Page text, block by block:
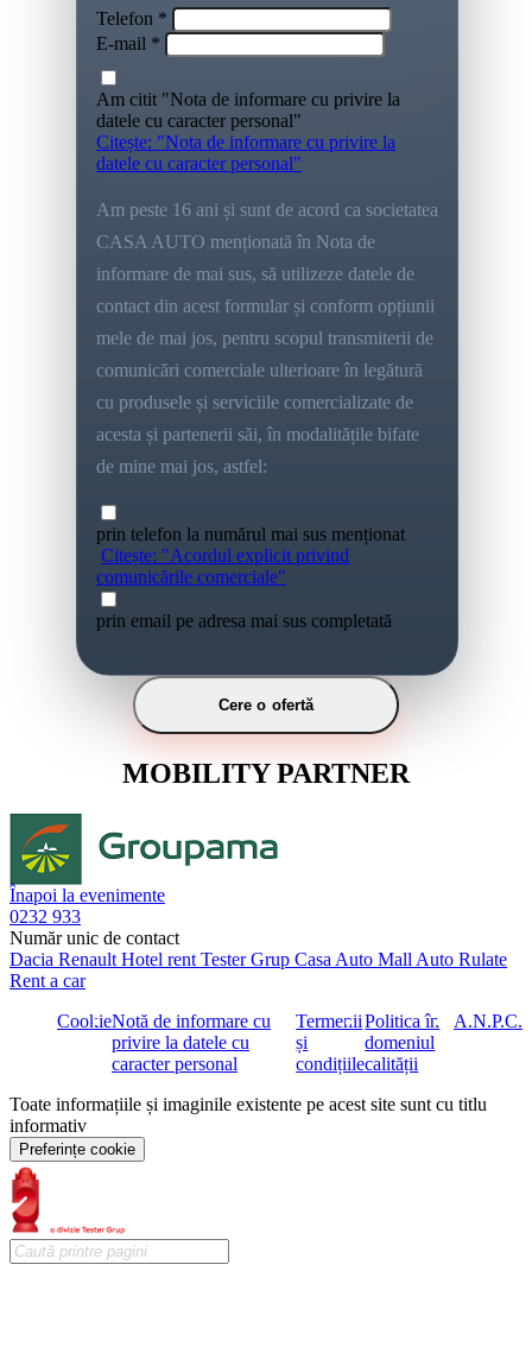
Telefon *
E-mail *
Am citit "Nota de informare cu privire la
datele cu caracter personal"
Citește: "Nota de informare cu privire la
datele cu caracter personal"
Am peste 16 ani și sunt de acord ca societatea
CASA AUTO menționată în Nota de
informare de mai sus, să utilizeze datele de
contact din acest formular și conform opțiunii
mele de mai jos, pentru scopul transmiterii de
comunicări comerciale ulterioare în legătură
cu produsele și serviciile comercializate de
acesta și partenerii săi, în modalitățile bifate
de mine mai jos, astfel:
prin telefon la numărul mai sus menționat
Citește: "Acordul explicit privind
comunicările comerciale"
prin email pe adresa mai sus completată
Cere o ofertă
MOBILITY PARTNER
Înapoi la evenimente
0232 933
Număr unic de contact
Dacia Renault Hotel rent Tester Grup Casa Auto Mall Auto Rulate
Rent a car
CookieNotă de informare cu
privire la datele cu
caracter personal
Termenii
și
condițiile
Politica în
domeniul
calității
A.N.P.C.
Toate informațiile și imaginile existente pe acest site sunt cu titlu
informativ
Preferințe cookie